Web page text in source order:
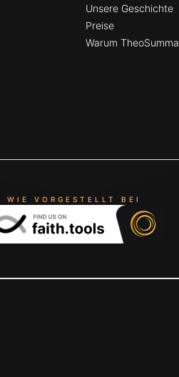
Unsere Geschichte
Preise
Warum TheoSumma
WIE VORGESTELLT BEI